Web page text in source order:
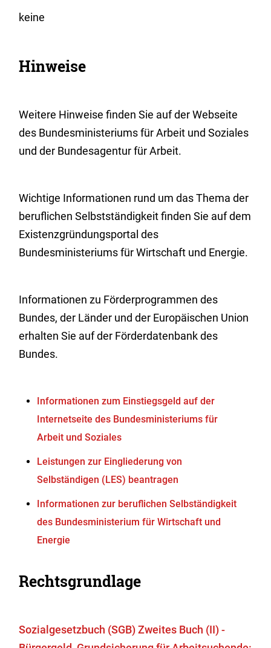
keine
Hinweise
Weitere Hinweise finden Sie auf der Webseite
des Bundesministeriums für Arbeit und Soziales
und der Bundesagentur für Arbeit.
Wichtige Informationen rund um das Thema der
beruflichen Selbstständigkeit finden Sie auf dem
Existenzgründungsportal des
Bundesministeriums für Wirtschaft und Energie.
Informationen zu Förderprogrammen des
Bundes, der Länder und der Europäischen Union
erhalten Sie auf der Förderdatenbank des
Bundes.
Informationen zum Einstiegsgeld auf der
Internetseite des Bundesministeriums für
Arbeit und Soziales
Leistungen zur Eingliederung von
Selbständigen (LES) beantragen
Informationen zur beruflichen Selbständigkeit
des Bundesministerium für Wirtschaft und
Energie
Rechtsgrundlage
Sozialgesetzbuch (SGB) Zweites Buch (II) -